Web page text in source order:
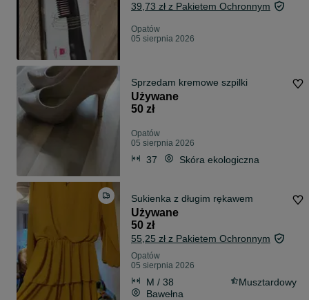
39,73 zł z Pakietem Ochronnym
Opatów
05 sierpnia 2026
Sprzedam kremowe szpilki
Używane
50 zł
Opatów
05 sierpnia 2026
37 Skóra ekologiczna
Sukienka z długim rękawem
Używane
50 zł
55,25 zł z Pakietem Ochronnym
Opatów
05 sierpnia 2026
M / 38
Musztardowy
Bawełna